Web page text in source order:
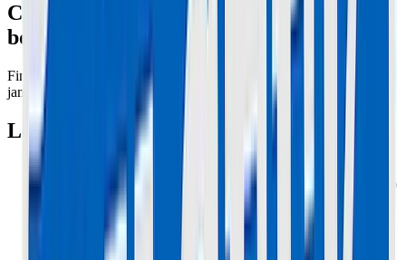
Changer un pneu sur Vsett 10+ : Le
bonheur de la jante 'Split Rim'
Fini la galère des pneus Xiaomi qu'on fait bouillir. Sur la Vsett, la
jante s'ouvre en deux. C'est du génie.
Le Tuto Express
Démontez la roue :
Débranchez le câble moteur (attention, il
passe parfois dans le bras) et dévissez les écrous d'axe (Clé 19
Vérifiez qu'il n'y a plus d'air.
Ouvrez la jante :
Retirez les 6 vis Allen qui tiennent les deux
flasques de jante ensemble.